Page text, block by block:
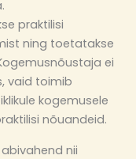
praktilisi
ning toetatakse
ei
vaid toimib
kogemusele
nõuandeid.
nii